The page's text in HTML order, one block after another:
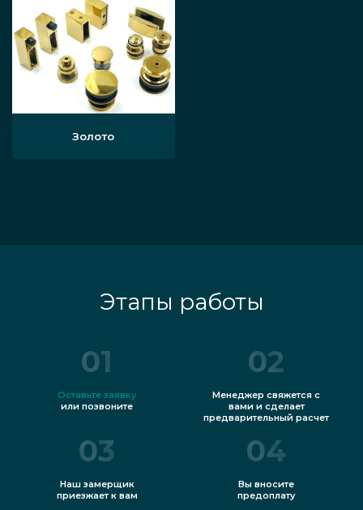
Золото
Этапы работы
01
Оставьте заявку
или позвоните
02
Менеджер свяжется с
вами и сделает
предварительный расчет
03
Наш замерщик
приезжает к вам
04
Вы вносите
предоплату